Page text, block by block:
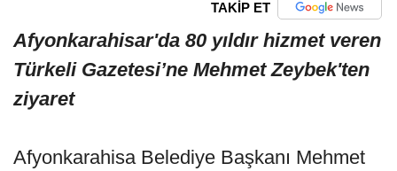
TAKİP ET
Afyonkarahisar'da 80 yıldır hizmet veren
Türkeli Gazetesi’ne Mehmet Zeybek'ten
ziyaret
Afyonkarahisa Belediye Başkanı Mehmet